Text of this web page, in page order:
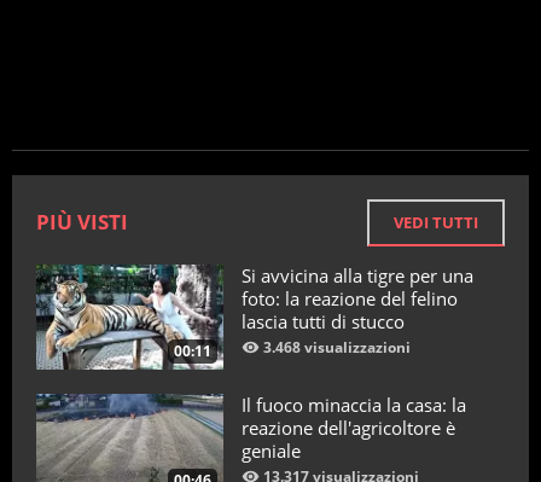
PIÙ VISTI VEDI TUTTI
00:11
Si avvicina alla tigre per una
foto: la reazione del felino
lascia tutti di stucco
3.468 visualizzazioni
Il fuoco minaccia la casa: la
reazione dell'agricoltore è
geniale
13.317 visualizzazioni